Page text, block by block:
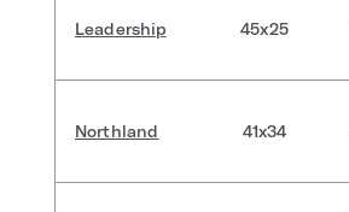
Leadership 45x25
Northland 41x34